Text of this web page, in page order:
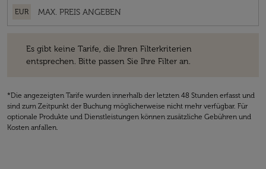
EUR
Es gibt keine Tarife, die Ihren Filterkriterien
entsprechen. Bitte passen Sie Ihre Filter an.
*Die angezeigten Tarife wurden innerhalb der letzten 48 Stunden erfasst und
sind zum Zeitpunkt der Buchung möglicherweise nicht mehr verfügbar. Für
optionale Produkte und Dienstleistungen können zusätzliche Gebühren und
Kosten anfallen.